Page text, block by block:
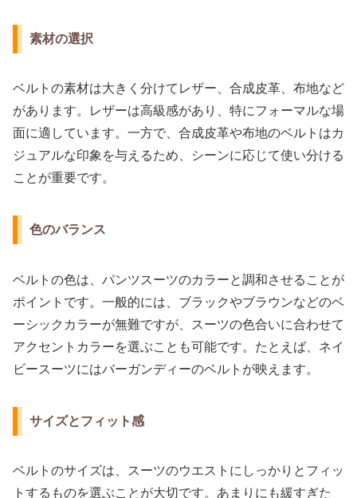
素材の選択
ベルトの素材は大きく分けてレザー、合成皮革、布地など
があります。レザーは高級感があり、特にフォーマルな場
面に適しています。一方で、合成皮革や布地のベルトはカ
ジュアルな印象を与えるため、シーンに応じて使い分ける
ことが重要です。
色のバランス
ベルトの色は、パンツスーツのカラーと調和させることが
ポイントです。一般的には、ブラックやブラウンなどのベ
ーシックカラーが無難ですが、スーツの色合いに合わせて
アクセントカラーを選ぶことも可能です。たとえば、ネイ
ビースーツにはバーガンディーのベルトが映えます。
サイズとフィット感
ベルトのサイズは、スーツのウエストにしっかりとフィッ
トするものを選ぶことが大切です。あまりにも緩すぎた